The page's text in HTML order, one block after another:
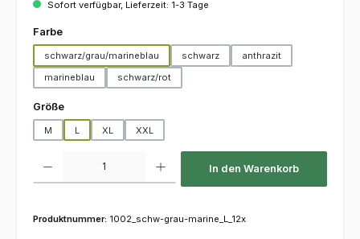
Sofort verfügbar, Lieferzeit: 1-3 Tage
Farbeauswählen
schwarz/grau/marineblau schwarz
anthrazit
marineblau
schwarz/rot
Größeauswählen
M L XL XXL
In den Warenkorb
Produktnummer: 1002_schw-grau-marine_L_12x